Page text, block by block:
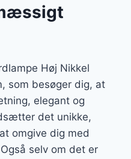
Høj Nikkel
som besøger dig, at
elegant og
det unikke,
omgive dig med
selv om det er